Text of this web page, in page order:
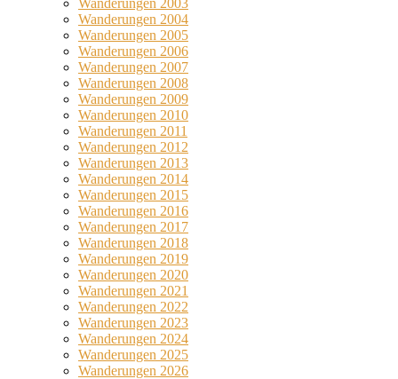
Wanderungen 2004
Wanderungen 2005
Wanderungen 2006
Wanderungen 2007
Wanderungen 2008
Wanderungen 2009
Wanderungen 2010
Wanderungen 2011
Wanderungen 2012
Wanderungen 2013
Wanderungen 2014
Wanderungen 2015
Wanderungen 2016
Wanderungen 2017
Wanderungen 2018
Wanderungen 2019
Wanderungen 2020
Wanderungen 2021
Wanderungen 2022
Wanderungen 2023
Wanderungen 2024
Wanderungen 2025
Wanderungen 2026